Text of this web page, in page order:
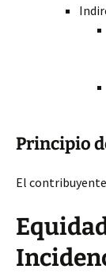
Principio
El